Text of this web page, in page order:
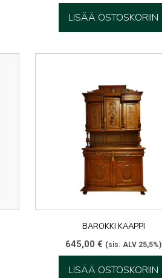
LISÄÄ OSTOSKORIIN
BAROKKI KAAPPI
645,00€ (sis. ALV 25,5%)
LISÄÄ OSTOSKORIIN